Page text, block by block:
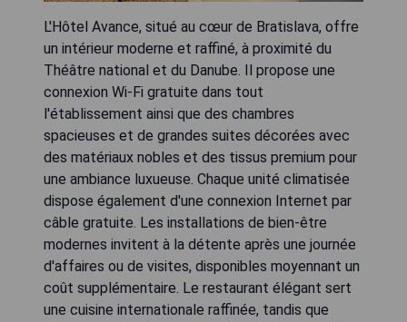
L'Hôtel Avance, situé au cœur de Bratislava, offre
un intérieur moderne et raffiné, à proximité du
Théâtre national et du Danube. Il propose une
connexion Wi-Fi gratuite dans tout
l'établissement ainsi que des chambres
spacieuses et de grandes suites décorées avec
des matériaux nobles et des tissus premium pour
une ambiance luxueuse. Chaque unité climatisée
dispose également d'une connexion Internet par
câble gratuite. Les installations de bien-être
modernes invitent à la détente après une journée
d'affaires ou de visites, disponibles moyennant un
coût supplémentaire. Le restaurant élégant sert
une cuisine internationale raffinée, tandis que